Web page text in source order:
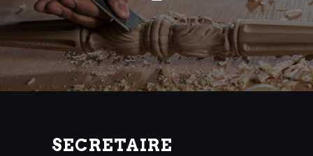
HOME
CHI SIAMO
SERVIZI
I NOSTRI LAVORI
CONTATTI
SECRETAIRE